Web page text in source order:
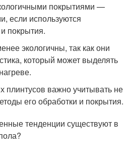
покрытиями —
если используются
покрытия.
экологичны, так как они
который может выделять
плинтусов важно учитывать не
его обработки и покрытия.
тенденции существуют в